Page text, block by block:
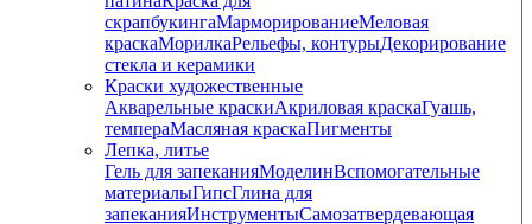
скрапбукингаМарморированиеМеловая
краскаМорилкаРельефы, контурыДекорирование
стекла и керамики
Краски художественные
Акварельные краскиАкриловая краскаГуашь,
темпераМасляная краскаПигменты
Лепка, литье
Гель для запеканияМоделинВспомогательные
материалыГипсГлина для
запеканияИнструментыСамозатвердевающая